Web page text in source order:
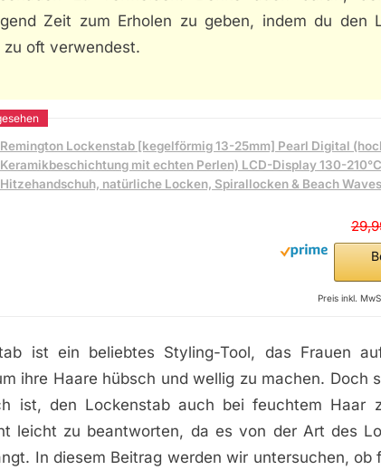
Zeit zum Erholen zu geben, indem du den
zu oft verwendest.
Remington Lockenstab [kegelförmig 13-25mm] Pearl Digital
Keramikbeschichtung mit echten Perlen) LCD-Display 130-
Hitzehandschuh, natürliche Locken, Spirallocken & Beach
Preis inkl.
ist ein beliebtes Styling-Tool, das Frauen
ihre Haare hübsch und wellig zu machen. Doch
ist, den Lockenstab auch bei feuchtem Haar
leicht zu beantworten, da es von der Art des
In diesem Beitrag werden wir untersuchen, ob